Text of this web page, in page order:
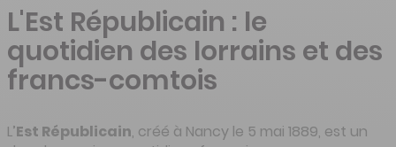
L'Est Républicain : le
quotidien des lorrains et des
francs-comtois
L’Est Républicain, créé à Nancy le 5 mai 1889, est un